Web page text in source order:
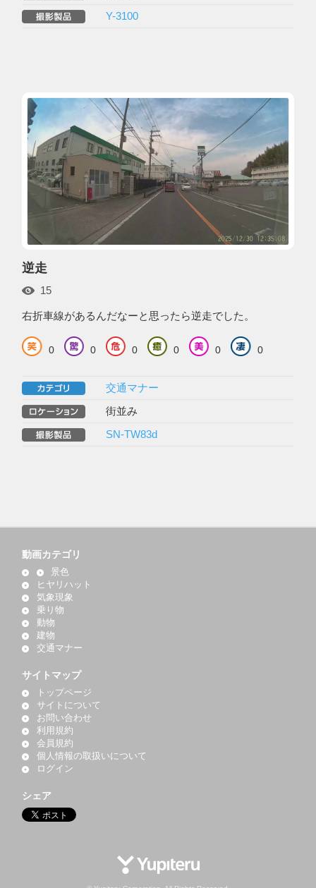
Y-3100
逆走
15
右折車線があるんだなーと思ったら逆走でした。
0 0 0 0 0 0
交通マナー
街並み
SN-TW83d
動画カテゴリ
景色
ヒヤリハット
気象現象
乗り物
動物
建物
交通マナー
サイトマップ
トップページ
サイトについて
お問い合わせ
利用規約
会員規約
個人情報の取扱いについて
ログイン
シェア